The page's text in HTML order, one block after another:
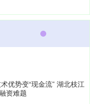
优势变“现金流” 湖北枝江
资难题